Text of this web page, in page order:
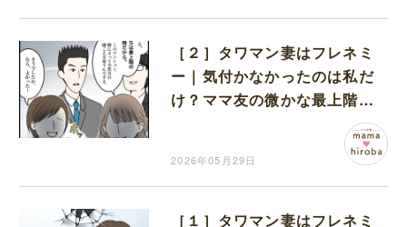
［２］タワマン妻はフレネミ
ー｜気付かなかったのは私だ
け？ママ友の微かな最上階マ
ウントに違和感を覚えた夫
2026年05月29日
［１］タワマン妻はフレネミ